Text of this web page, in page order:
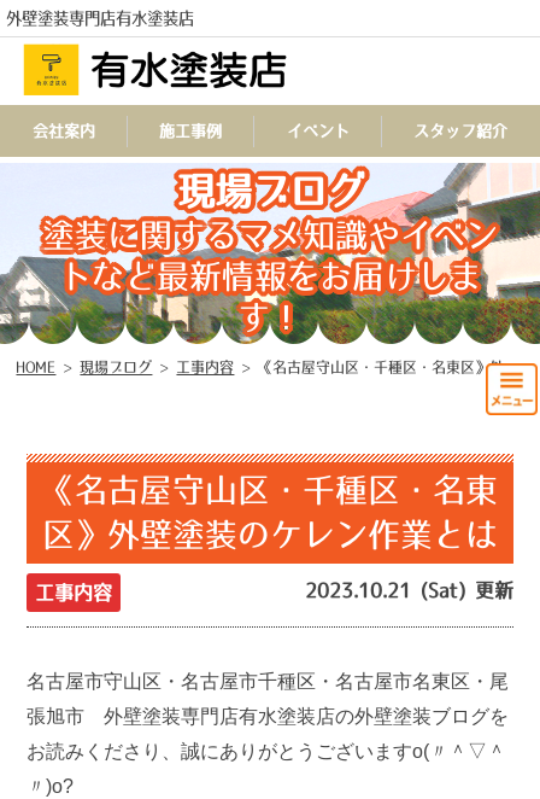
外壁塗装専門店有水塗装店
会社案内 施工事例 イベント スタッフ紹介
現場ブログ
塗装に関するマメ知識やイベン
トなど最新情報をお届けしま
す！
HOME >現場ブログ > 工事内容 > 《名古屋守山区・千種区・名東区》外壁塗装のケレン作業とは
《名古屋守山区・千種区・名東
区》外壁塗装のケレン作業とは
工事内容 2023.10.21 (Sat) 更新
名古屋市守山区・名古屋市千種区・名古屋市名東区・尾
張旭市 外壁塗装専門店有水塗装店の外壁塗装ブログを
お読みくださり、誠にありがとうございますo(〃＾▽＾
〃)o?